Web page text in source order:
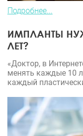
Подробнее...
ИМПЛАНТЫ
ЛЕТ?
«Доктор, в
менять каждые 10
каждый